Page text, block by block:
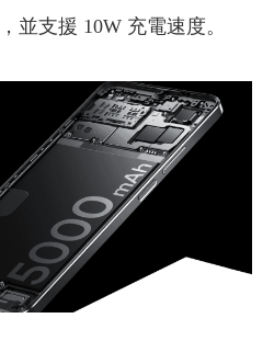
並支援 10W 充電速度。